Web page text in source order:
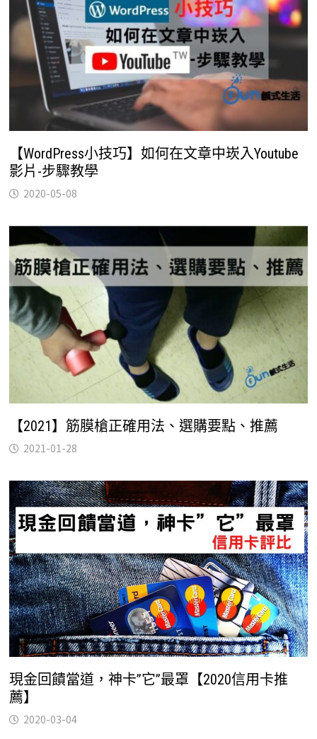
【WordPress小技巧】如何在文章中崁入Youtube
影片-步驟教學
2020-05-08
【2021】筋膜槍正確用法、選購要點、推薦
2021-01-28
現金回饋當道，神卡”它”最罩【2020信用卡推
薦】
2020-03-04